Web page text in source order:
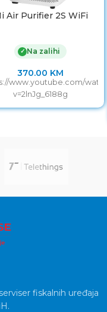
Air Purifier 2S WiFi
✓ Na zalihi
370.00 KM
www.youtube.com/
v=2lnJg_6188g
fiskalnih uređaja